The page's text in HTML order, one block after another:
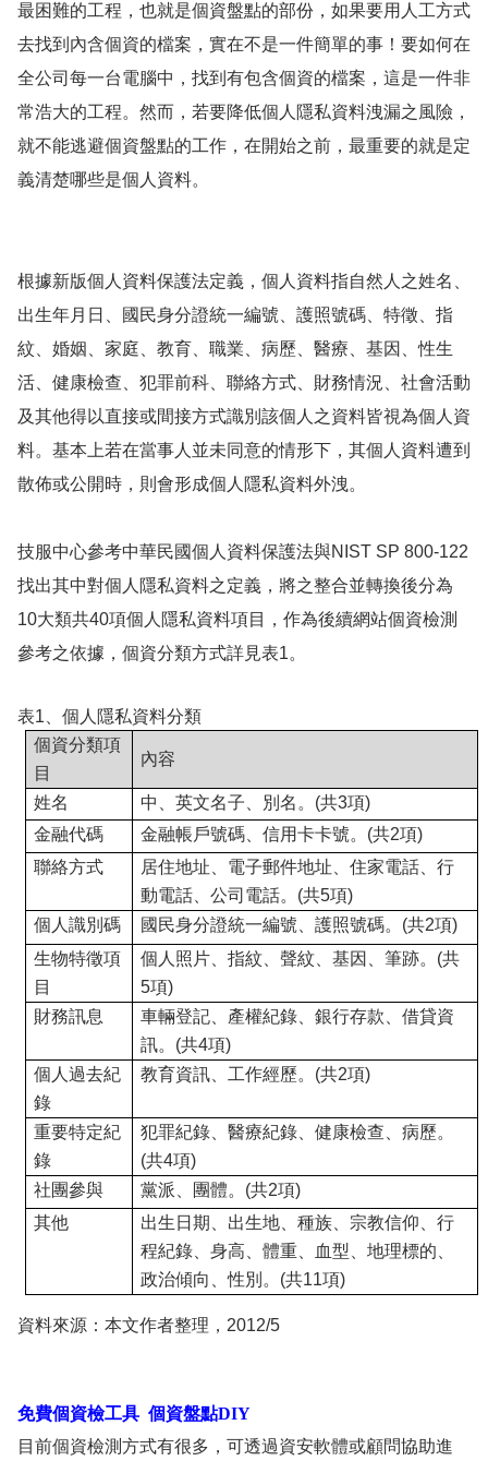
最困難的工程，也就是個資盤點的部份，如果要用人工方式
去找到內含個資的檔案，實在不是一件簡單的事！要如何在
全公司每一台電腦中，找到有包含個資的檔案，這是一件非
常浩大的工程。然而，若要降低個人隱私資料洩漏之風險，
就不能逃避個資盤點的工作，在開始之前，最重要的就是定
義清楚哪些是個人資料。
根據新版個人資料保護法定義，個人資料指自然人之姓名、
出生年月日、國民身分證統一編號、護照號碼、特徵、指
紋、婚姻、家庭、教育、職業、病歷、醫療、基因、性生
活、健康檢查、犯罪前科、聯絡方式、財務情況、社會活動
及其他得以直接或間接方式識別該個人之資料皆視為個人資
料。基本上若在當事人並未同意的情形下，其個人資料遭到
散佈或公開時，則會形成個人隱私資料外洩。
技服中心參考中華民國個人資料保護法與NIST SP 800-122
找出其中對個人隱私資料之定義，將之整合並轉換後分為
10大類共40項個人隱私資料項目，作為後續網站個資檢測
參考之依據 ，個資分類方式詳見表1。
表1 、個人隱私資料分類
個資分類項
目
內容
姓名 中、英文名子、別名。 (共3項)
金融代碼
金融帳戶號碼、信用卡卡號。 (共2項)
聯絡方式
居住地址、電子郵件地址、住家電話、行
動電話、公司電話。 (共5項)
個人識別碼
國民身分證統一編號、護照號碼。 (共2項)
生物特徵項
目
個人照片、指紋、聲紋、基因、筆跡。 (共
5項)
財務訊息
車輛登記、產權紀錄、銀行存款、借貸資
訊。 (共4項)
個人過去紀
錄
教育資訊、工作經歷。 (共2項)
重要特定紀
錄
犯罪紀錄、醫療紀錄、健康檢查、病歷。
(共4項)
社團參與
黨派、團體。 (共2項)
其他
出生日期、出生地、種族、宗教信仰、行
程紀錄、身高、體重、血型、地理標的、
政治傾向、性別。 (共11項)
資料來源：本文作者整理， 2012/5
免費個資檢工具 個資盤點DIY
目前個資檢測方式有很多，可透過資安軟體或顧問協助進